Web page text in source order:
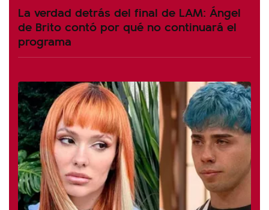
La verdad detrás del final de LAM: Ángel
de Brito contó por qué no continuará el
programa